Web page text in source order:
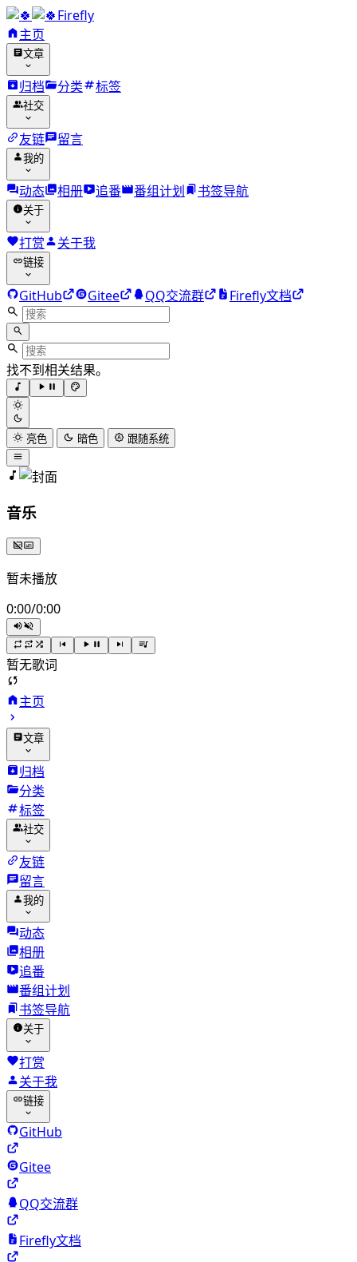
Firefly
主页
文章
归档 分类 标签
社交
友链 留言
我的
动态 相册 追番 番组计划 书签导航
关于
打赏 关于我
链接
GitHub Gitee QQ交流群 Firefly文档
找不到相关结果。
亮色 暗色 跟随系统
音乐
暂未播放
0:00/0:00
暂无歌词
主页
文章
归档
分类
标签
社交
友链
留言
我的
动态
相册
追番
番组计划
书签导航
关于
打赏
关于我
链接
GitHub
Gitee
QQ交流群
Firefly文档